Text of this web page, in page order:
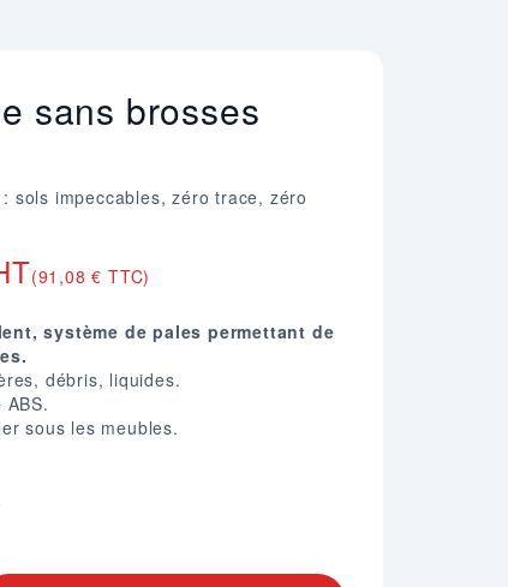
sans brosses
sols impeccables, zéro trace, zéro
(91,08 € TTC)
système de pales permettant de
débris, liquides.
sous les meubles.
251.